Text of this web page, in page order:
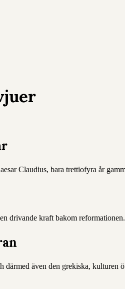
Claudius, bara trettiofyra år
drivande kraft bakom reformationen.
även den grekiska,